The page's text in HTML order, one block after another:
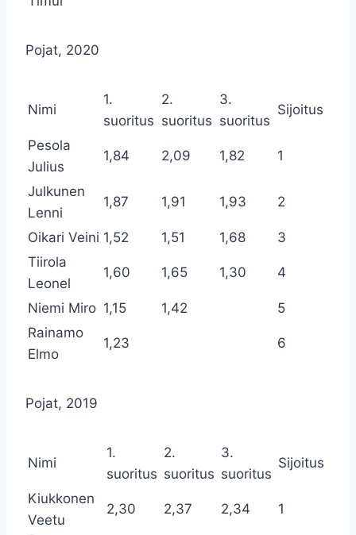
Pojat, 2020
Nimi
1.
suoritus
2.
suoritus
3.
suoritus
Sijoitus
Pesola
Julius
1,84 2,09 1,82 1
Julkunen
Lenni
1,87 1,91 1,93 2
Oikari Veini 1,52 1,51 1,68
3
Tiirola
Leonel
1,60 1,65 1,30 4
Niemi Miro 1,15 1,42
5
Rainamo
Elmo
1,23 6
Pojat, 2019
Nimi
1.
suoritus
2.
suoritus
3.
suoritus
Sijoitus
Kiukkonen
Veetu
2,30 2,37 2,34 1